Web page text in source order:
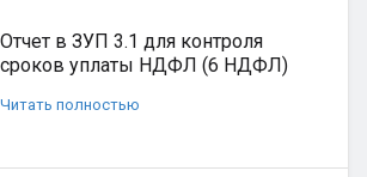
Отчет в ЗУП 3.1 для контроля
сроков уплаты НДФЛ (6 НДФЛ)
Читать полностью